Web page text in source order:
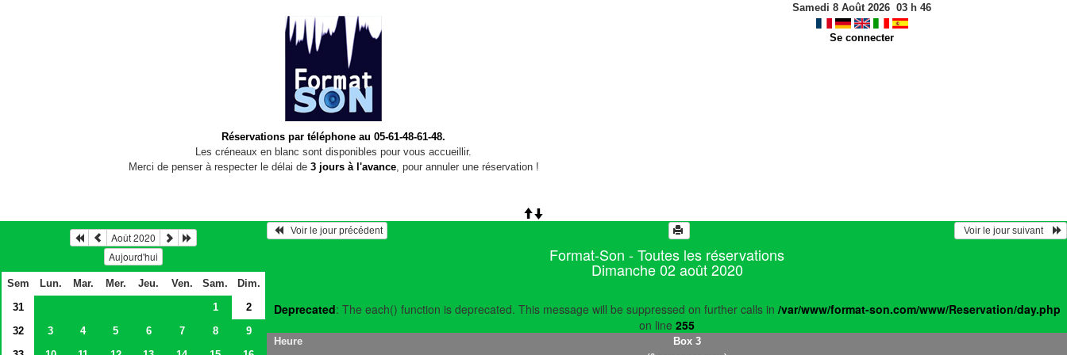
Réservations par téléphone au 05-61-48-61-48.
Les créneaux en blanc sont disponibles pour vous accueillir.
Merci de penser à respecter le délai de 3 jours à l'avance, pour annuler une réservation !
Samedi 8 Août 2026 03 h 46
Se connecter
Août 2020
Aujourd'hui
Sem Lun. Mar. Mer. Jeu. Ven. Sam.
Dim.
31
1
2
32
3 4 5 6 7 8
9
   Voir le jour précédent
  Voir le jour suivant
Format-Son - Toutes les réservations
Dimanche 02 août 2020
Deprecated: The each() function is deprecated. This message will be suppressed on further calls in /var/www/format-son.com/www/Reservation/day.php
on line 255
Heure Box 3